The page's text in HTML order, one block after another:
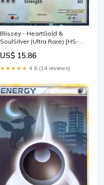
Blissey - HeartGold &
SoulSilver (Ultra Rare) [HS-
US$ 15.86
★★★★★ 4.6 (14 reviews)